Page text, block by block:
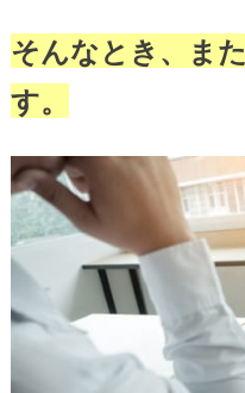
そんなとき、ま
す。